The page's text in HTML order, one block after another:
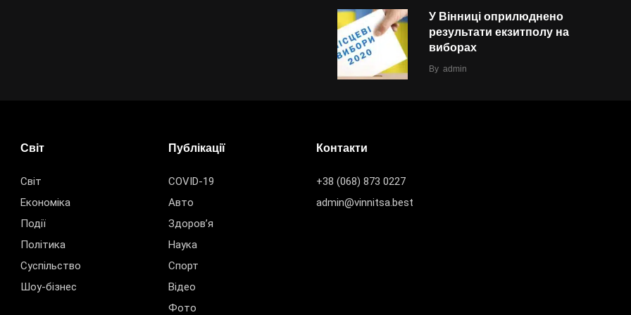
У Вінниці оприлюднено
результати екзитполу на
виборах
By admin
Світ
Світ
Економіка
Події
Політика
Суспільство
Шоу-бізнес
Публікації
COVID-19
Авто
Здоров’я
Наука
Спорт
Відео
Фото
Контакти
+38 (068) 873 0227
admin@vinnitsa.best